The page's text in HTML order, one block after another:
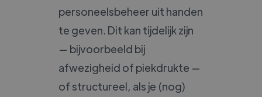
personeelsbeheer uit handen
te geven. Dit kan tijdelijk zijn
— bijvoorbeeld bij
afwezigheid of piekdrukte —
of structureel, als je (nog)